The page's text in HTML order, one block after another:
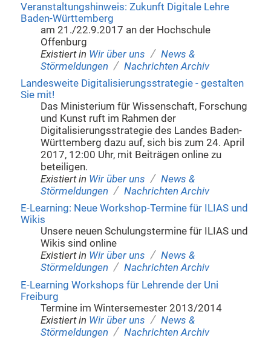
Veranstaltungshinweis: Zukunft Digitale Lehre
Baden-Württemberg
am 21./22.9.2017 an der Hochschule
Offenburg
Existiert in Wir über uns / News &
Störmeldungen / Nachrichten Archiv
Landesweite Digitalisierungsstrategie - gestalten
Sie mit!
Das Ministerium für Wissenschaft, Forschung
und Kunst ruft im Rahmen der
Digitalisierungsstrategie des Landes Baden-
Württemberg dazu auf, sich bis zum 24. April
2017, 12:00 Uhr, mit Beiträgen online zu
beteiligen.
Existiert in Wir über uns / News &
Störmeldungen / Nachrichten Archiv
E-Learning: Neue Workshop-Termine für ILIAS und
Wikis
Unsere neuen Schulungstermine für ILIAS und
Wikis sind online
Existiert in Wir über uns / News &
Störmeldungen / Nachrichten Archiv
E-Learning Workshops für Lehrende der Uni
Freiburg
Termine im Wintersemester 2013/2014
Existiert in Wir über uns / News &
Störmeldungen / Nachrichten Archiv